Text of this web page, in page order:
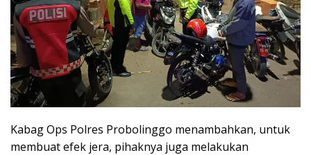
Kabag Ops Polres Probolinggo menambahkan, untuk
membuat efek jera, pihaknya juga melakukan